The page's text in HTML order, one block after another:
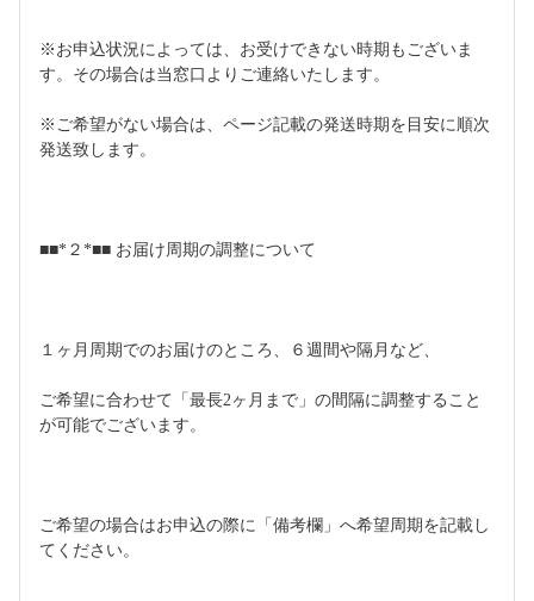
※お申込状況によっては、お受けできない時期もございま
す。その場合は当窓口よりご連絡いたします。
※ご希望がない場合は、ページ記載の発送時期を目安に順次
発送致します。
■■*２*■■ お届け周期の調整について
１ヶ月周期でのお届けのところ、６週間や隔月など、
ご希望に合わせて「最長2ヶ月まで」の間隔に調整すること
が可能でございます。
ご希望の場合はお申込の際に「備考欄」へ希望周期を記載し
てください。